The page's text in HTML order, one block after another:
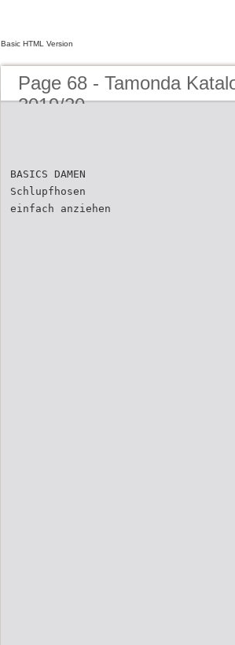
Basic HTML Version
Page 68 - Tamonda
2019/20
BASICS DAMEN
Schlupfhosen
einfach anziehen